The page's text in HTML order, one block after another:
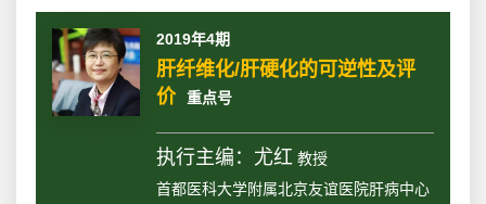
2019年4期
肝纤维化/肝硬化的可逆性及评
价 重点号
执行主编：尤红教授
首都医科大学附属北京友谊医院肝病中心